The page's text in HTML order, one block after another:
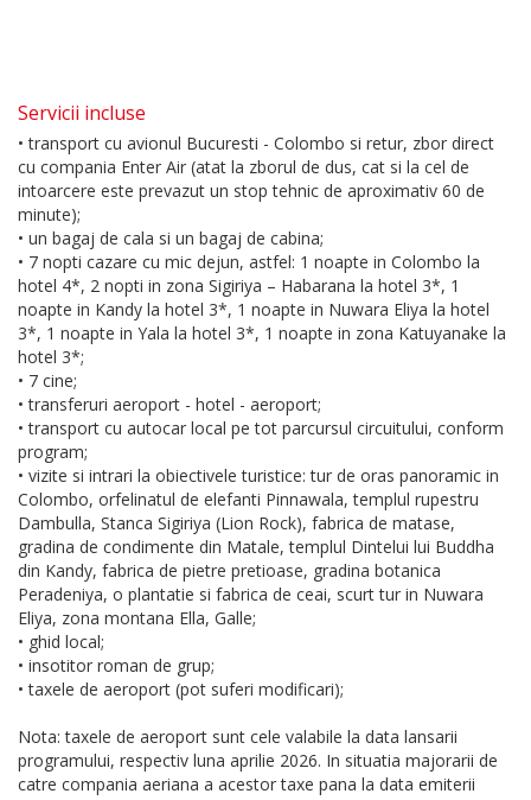
Servicii incluse
• transport cu avionul Bucuresti - Colombo si retur, zbor direct
cu compania Enter Air (atat la zborul de dus, cat si la cel de
intoarcere este prevazut un stop tehnic de aproximativ 60 de
minute);
• un bagaj de cala si un bagaj de cabina;
• 7 nopti cazare cu mic dejun, astfel: 1 noapte in Colombo la
hotel 4*, 2 nopti in zona Sigiriya – Habarana la hotel 3*, 1
noapte in Kandy la hotel 3*, 1 noapte in Nuwara Eliya la hotel
3*, 1 noapte in Yala la hotel 3*, 1 noapte in zona Katuyanake la
hotel 3*;
• 7 cine;
• transferuri aeroport - hotel - aeroport;
• transport cu autocar local pe tot parcursul circuitului, conform
program;
• vizite si intrari la obiectivele turistice: tur de oras panoramic in
Colombo, orfelinatul de elefanti Pinnawala, templul rupestru
Dambulla, Stanca Sigiriya (Lion Rock), fabrica de matase,
gradina de condimente din Matale, templul Dintelui lui Buddha
din Kandy, fabrica de pietre pretioase, gradina botanica
Peradeniya, o plantatie si fabrica de ceai, scurt tur in Nuwara
Eliya, zona montana Ella, Galle;
• ghid local;
• insotitor roman de grup;
• taxele de aeroport (pot suferi modificari);
Nota: taxele de aeroport sunt cele valabile la data lansarii
programului, respectiv luna aprilie 2026. In situatia majorarii de
catre compania aeriana a acestor taxe pana la data emiterii